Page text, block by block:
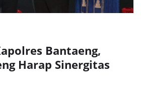
Bantaeng,
Harap Sinergitas